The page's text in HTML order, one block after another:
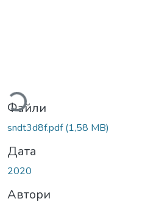
Вантажиться...
Файли
sndt3d8f.pdf(1,58 MB)
Дата
2020
Автори